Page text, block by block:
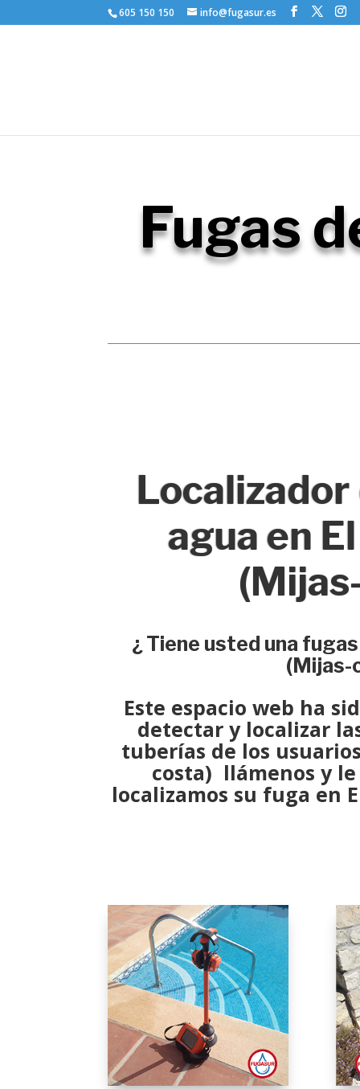
605 150 150 info@fugasur.es
Fugas
agua en
¿ Tiene usted una
Este espacio web ha
detectar y localizar
tuberías de los
costa) llámenos y
localizamos su fuga en